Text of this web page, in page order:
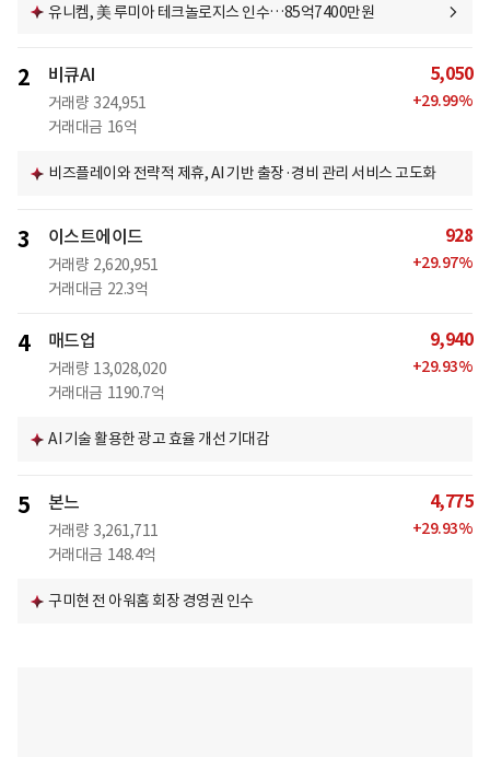
유니켐, 美 루미아 테크놀로지스 인수…85억7400만원
2 비큐AI
거래량 324,951
거래대금 16억
5,050
+29.99%
비즈플레이와 전략적 제휴, AI 기반 출장·경비 관리 서비스 고도화
3 이스트에이드
거래량 2,620,951
거래대금 22.3억
928
+29.97%
4 매드업
거래량 13,028,020
거래대금 1190.7억
9,940
+29.93%
AI 기술 활용한 광고 효율 개선 기대감
5 본느
거래량 3,261,711
거래대금 148.4억
4,775
+29.93%
구미현 전 아워홈 회장 경영권 인수